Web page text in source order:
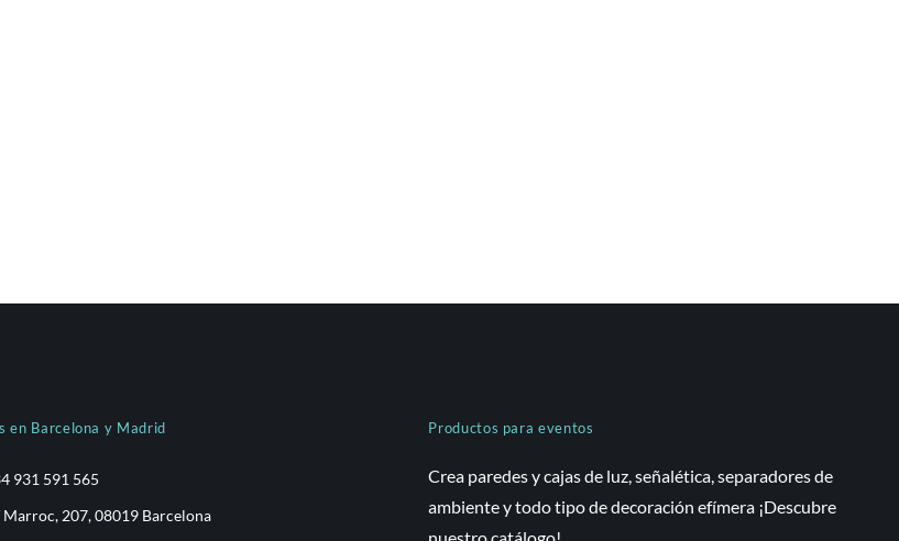
en Barcelona y Madrid
931 591 565
Marroc, 207, 08019 Barcelona
Productos para eventos
Crea paredes y cajas de luz, señalética, separadores de
ambiente y todo tipo de decoración efímera ¡Descubre